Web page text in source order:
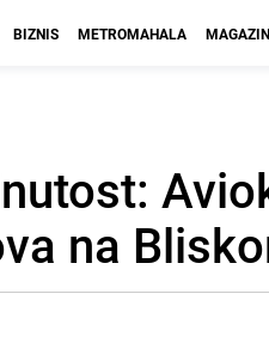
BIZNIS METROMAHALA MAGAZIN
na